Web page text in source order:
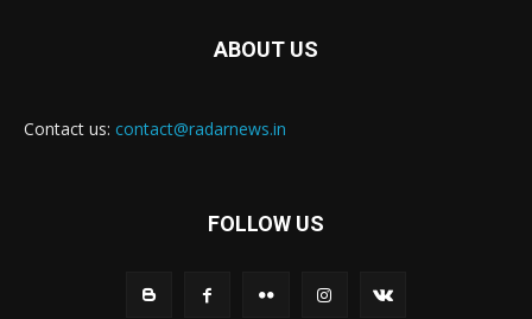
ABOUT US
Contact us: contact@radarnews.in
FOLLOW US